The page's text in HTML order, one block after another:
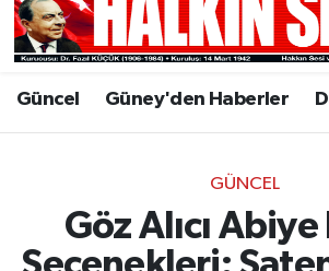
Güncel Güney'den Haberler
GÜNCEL
Göz Alıcı
Hava Durumu
Trafik Durumu
Son Dakika Haberleri